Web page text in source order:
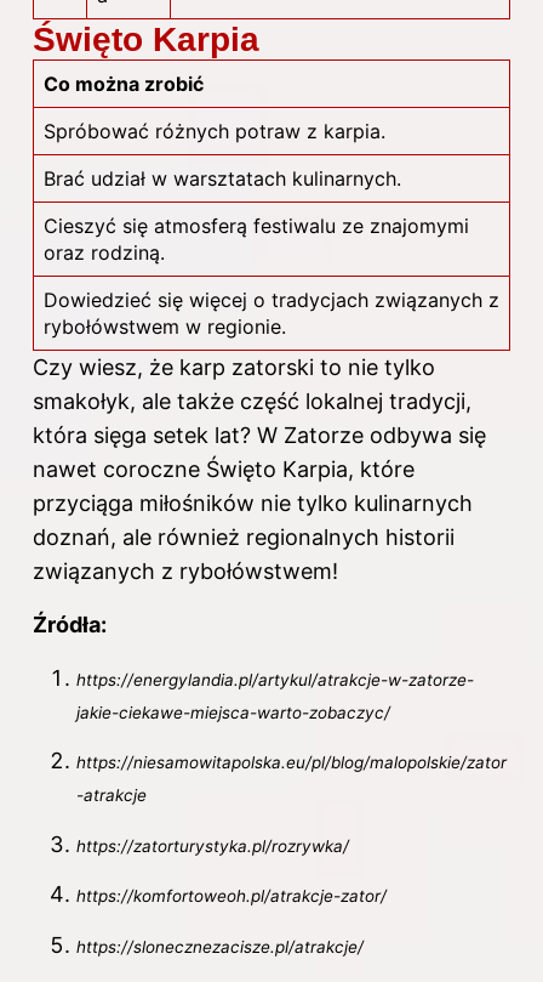
Święto Karpia
Co można zrobić
Spróbować różnych potraw z karpia.
Brać udział w warsztatach kulinarnych.
Cieszyć się atmosferą festiwalu ze znajomymi
oraz rodziną.
Dowiedzieć się więcej o tradycjach związanych z
rybołówstwem w regionie.
Czy wiesz, że karp zatorski to nie tylko
smakołyk, ale także część lokalnej tradycji,
która sięga setek lat? W Zatorze odbywa się
nawet coroczne Święto Karpia, które
przyciąga miłośników nie tylko kulinarnych
doznań, ale również regionalnych historii
związanych z rybołówstwem!
Źródła:
https://energylandia.pl/artykul/atrakcje-w-zatorze-
jakie-ciekawe-miejsca-warto-zobaczyc/
https://niesamowitapolska.eu/pl/blog/malopolskie/zator
-atrakcje
https://zatorturystyka.pl/rozrywka/
https://komfortoweoh.pl/atrakcje-zator/
https://slonecznezacisze.pl/atrakcje/